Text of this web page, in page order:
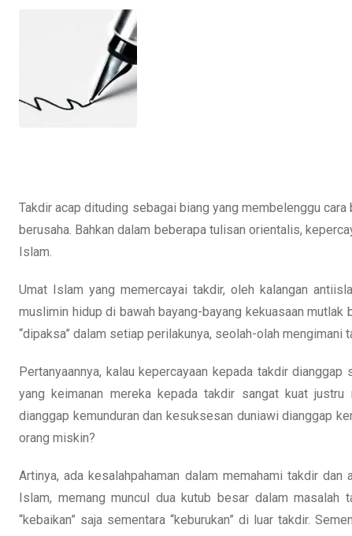
Takdir acap dituding sebagai biang yang membelenggu
berusaha. Bahkan dalam beberapa tulisan orientalis,
Islam.
Umat Islam yang memercayai takdir, oleh kalangan
muslimin hidup di bawah bayang-bayang kekuasaan
“dipaksa” dalam setiap perilakunya, seolah-olah
Pertanyaannya, kalau kepercayaan kepada takdir
yang keimanan mereka kepada takdir sangat kuat
dianggap kemunduran dan kesuksesan duniawi dianggap
orang miskin?
Artinya, ada kesalahpahaman dalam memahami takdir dan
Islam, memang muncul dua kutub besar dalam
“kebaikan” saja sementara “keburukan” di luar takdir.